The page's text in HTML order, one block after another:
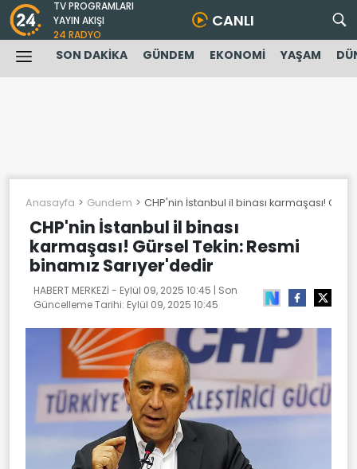
TV PROGRAMLARI
YAYIN AKIŞI
24 RADYO
CANLI
SON DAKİKA GÜNDEM EKONOMİ YAŞAM
Anasayfa Gundem CHP'nin İstanbul il binası karmaşası!
CHP'nin İstanbul il binası
karmaşası! Gürsel Tekin: Resmi
binamız Sarıyer'dedir
HABERT MERKEZİ - Eylül 09, 2025 10:45 | Son
Güncelleme Tarihi: Eylül 09, 2025 10:45